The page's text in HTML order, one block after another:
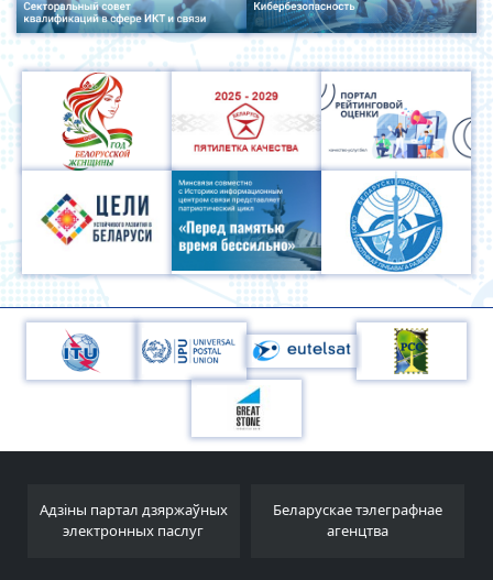
Адзіны партал дзяржаўных
электронных паслуг
Беларускае тэлеграфнае
агенцтва